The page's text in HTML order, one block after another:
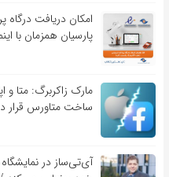
امکان دریافت درگاه
پارسیان همزمان با
مارک زاکربرگ: متا
ساخت متاورس قرار
آی‌تی‌ساز در